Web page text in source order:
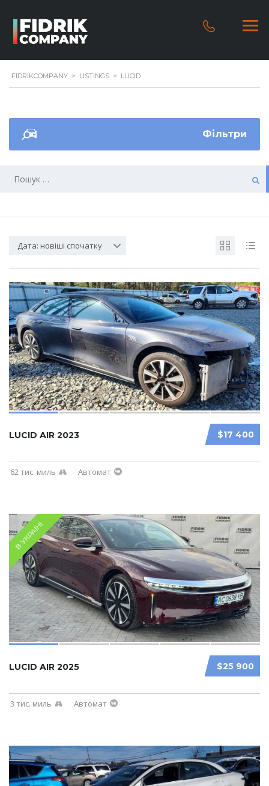
FIDRIKCOMPANY > LISTINGS > LUCID
Фільтри
Дата: новіші спочатку
$17 400
LUCID AIR 2023
62 тис. миль Автомат
В УКРАЇНІ
$25 900
LUCID AIR 2025
3 тис. миль Автомат